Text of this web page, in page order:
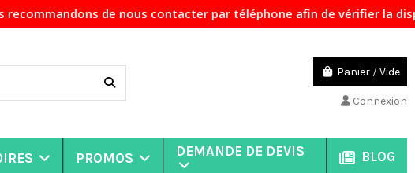
nous contacter par téléphone afin de vérifier la disponibilité des
Panier /Vide
Connexion
PROMOS DEMANDE DE DEVIS BLOG